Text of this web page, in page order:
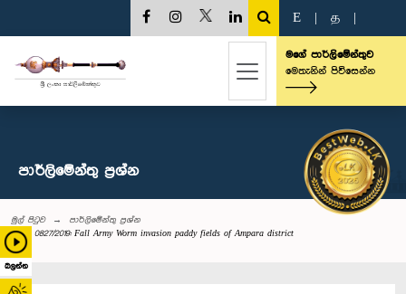
බලන්න
E த
මගේ පාර්ලිමේන්තුව
මෙතැනින් පිවිසෙන්න
පාර්ලි‌මේන්තු‌ ප්‍රශ්න
මුල් පිටුව
පාර්ලි‌මේන්තු‌ ප්‍රශ්න
0827/2019: Fall Army Worm invasion paddy fields of Ampara district